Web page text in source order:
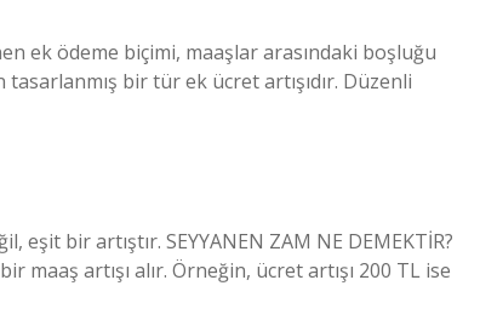
ek ödeme biçimi, maaşlar arasındaki boşluğu
bir tür ek ücret artışıdır. Düzenli
bir artıştır. SEYYANEN ZAM NE DEMEKTİR?
maaş artışı alır. Örneğin, ücret artışı 200 TL ise